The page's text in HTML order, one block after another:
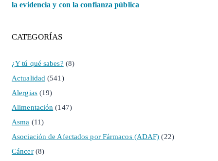
la evidencia y con la confianza pública
CATEGORÍAS
¿Y tú qué sabes? (8)
Actualidad (541)
Alergias(19)
Alimentación (147)
Asma (11)
Asociación de Afectados por Fármacos (ADAF) (22)
Cáncer(8)